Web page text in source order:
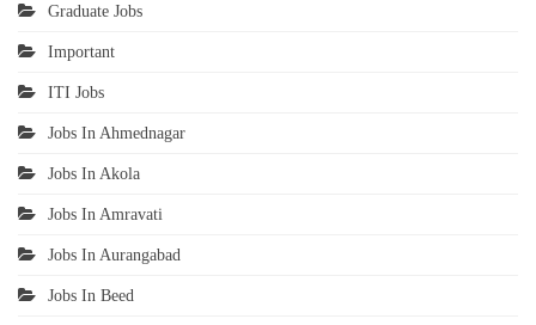
Graduate Jobs
Important
ITI Jobs
Jobs In Ahmednagar
Jobs In Akola
Jobs In Amravati
Jobs In Aurangabad
Jobs In Beed